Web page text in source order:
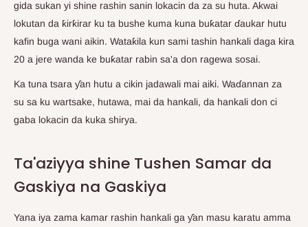
gida sukan yi shine rashin sanin lokacin da za su huta. Akwai
lokutan da ƙirƙirar ku ta bushe kuma kuna buƙatar ɗaukar hutu
kafin buga wani aikin. Wataƙila kun sami tashin hankali daga kira
20 a jere wanda ke buƙatar rabin sa'a don ragewa sosai.
Ka tuna tsara ƴan hutu a cikin jadawali mai aiki. Waɗannan za
su sa ku wartsake, hutawa, mai da hankali, da hankali don ci
gaba lokacin da kuka shirya.
Ta'aziyya shine Tushen Samar da
Gaskiya na Gaskiya
Yana iya zama kamar rashin hankali ga ƴan masu karatu amma